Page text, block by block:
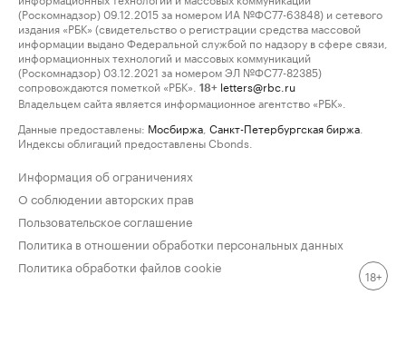
(Роскомнадзор) 09.12.2015 за номером ИА №ФС77-63848) и сетевого
издания «РБК» (свидетельство о регистрации средства массовой
информации выдано Федеральной службой по надзору в сфере связи,
информационных технологий и массовых коммуникаций
(Роскомнадзор) 03.12.2021 за номером ЭЛ №ФС77-82385)
сопровождаются пометкой «РБК».
18+ letters@rbc.ru
Владельцем сайта является информационное агентство «РБК».
Данные предоставлены: Мосбиржа Санкт-Петербургская биржа
Индексы облигаций предоставлены Cbonds.
Информация об ограничениях
О соблюдении авторских прав
Пользовательское соглашение
Политика в отношении обработки персональных данных
Политика обработки файлов cookie
18+